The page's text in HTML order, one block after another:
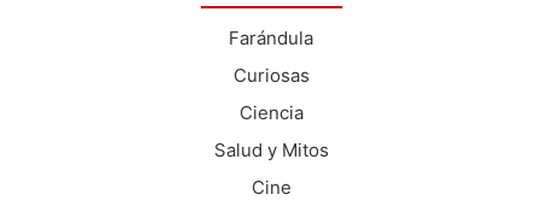
Farándula
Curiosas
Ciencia
Salud y Mitos
Cine